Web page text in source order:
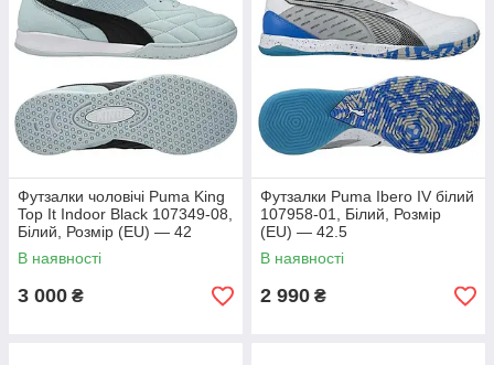
Футзалки чоловічі Puma King
Top It Indoor Black 107349-08,
Білий, Розмір (EU) — 42
В наявності
3 000 ₴
Футзалки Puma Ibero IV білий
107958-01, Білий, Розмір
(EU) — 42.5
В наявності
2 990 ₴